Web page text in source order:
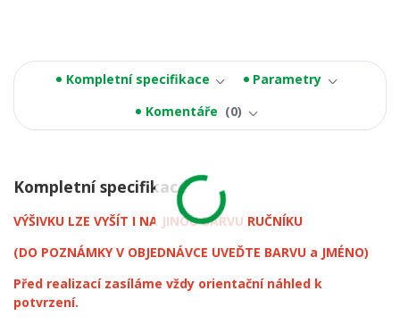
Kompletní specifikace
Parametry
Komentáře
0
Kompletní specifikace
VÝŠIVKU LZE VYŠÍT I NA JINOU BARVU RUČNÍKU
(DO POZNÁMKY V OBJEDNÁVCE UVEĎTE BARVU a JMÉNO)
Před realizací zasíláme vždy orientační náhled k
potvrzení.